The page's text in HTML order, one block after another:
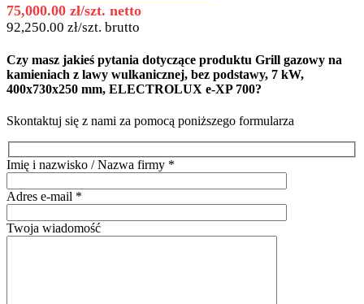
75,000.00 zł/szt. netto
92,250.00 zł/szt. brutto
Czy masz jakieś pytania dotyczące produktu Grill gazowy na
kamieniach z lawy wulkanicznej, bez podstawy, 7 kW,
400x730x250 mm, ELECTROLUX e-XP 700?
Skontaktuj się z nami za pomocą poniższego formularza
Imię i nazwisko / Nazwa firmy *
Adres e-mail *
Twoja wiadomość